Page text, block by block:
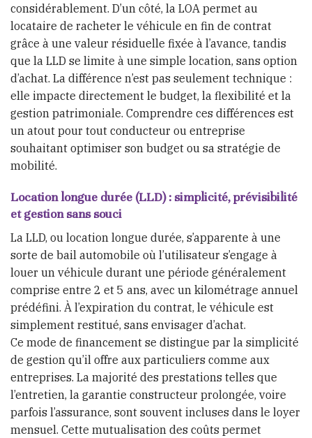
considérablement. D’un côté, la LOA permet au
locataire de racheter le véhicule en fin de contrat
grâce à une valeur résiduelle fixée à l’avance, tandis
que la LLD se limite à une simple location, sans option
d’achat. La différence n’est pas seulement technique :
elle impacte directement le budget, la flexibilité et la
gestion patrimoniale. Comprendre ces différences est
un atout pour tout conducteur ou entreprise
souhaitant optimiser son budget ou sa stratégie de
mobilité.
Location longue durée (LLD) : simplicité, prévisibilité
et gestion sans souci
La LLD, ou location longue durée, s’apparente à une
sorte de bail automobile où l’utilisateur s’engage à
louer un véhicule durant une période généralement
comprise entre 2 et 5 ans, avec un kilométrage annuel
prédéfini. À l’expiration du contrat, le véhicule est
simplement restitué, sans envisager d’achat.
Ce mode de financement se distingue par la simplicité
de gestion qu’il offre aux particuliers comme aux
entreprises. La majorité des prestations telles que
l’entretien, la garantie constructeur prolongée, voire
parfois l’assurance, sont souvent incluses dans le loyer
mensuel. Cette mutualisation des coûts permet